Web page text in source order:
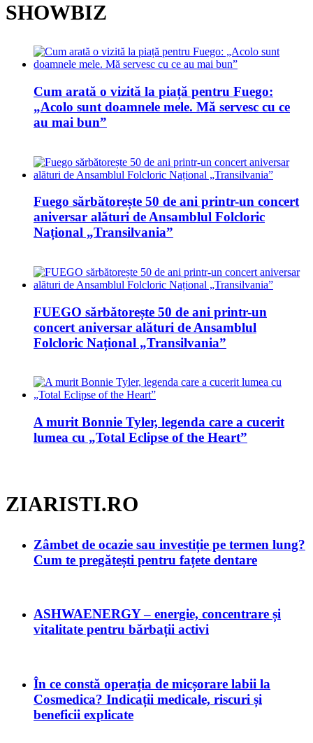
SHOWBIZ
Cum arată o vizită la piață pentru Fuego:
„Acolo sunt doamnele mele. Mă servesc cu ce
au mai bun”
Fuego sărbătorește 50 de ani printr-un concert
aniversar alături de Ansamblul Folcloric
Național „Transilvania”
FUEGO sărbătorește 50 de ani printr-un
concert aniversar alături de Ansamblul
Folcloric Național „Transilvania”
A murit Bonnie Tyler, legenda care a cucerit
lumea cu „Total Eclipse of the Heart”
ZIARISTI.RO
Zâmbet de ocazie sau investiție pe termen lung?
Cum te pregătești pentru fațete dentare
ASHWAENERGY – energie, concentrare și
vitalitate pentru bărbații activi
În ce constă operația de micșorare labii la
Cosmedica? Indicații medicale, riscuri și
beneficii explicate